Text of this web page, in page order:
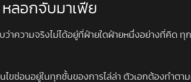
ลอกจับมาเฟีย
ความจริงไม่ได้อยู่ที่ฝ่ายใดฝ่ายหนึ่งอย่างที่คิด ทุ
ไขซ่อนอยู่ในทุกชั้นของการไล่ล่า ตัวเอกต้องทำ